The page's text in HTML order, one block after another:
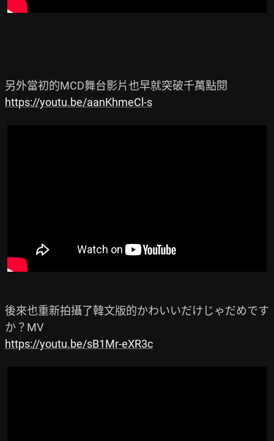
https://youtu.be/aanKhmeCl-s
後來也重新拍攝了韓文版的かわいいだけじゃだめです
https://youtu.be/sB1Mr-eXR3c